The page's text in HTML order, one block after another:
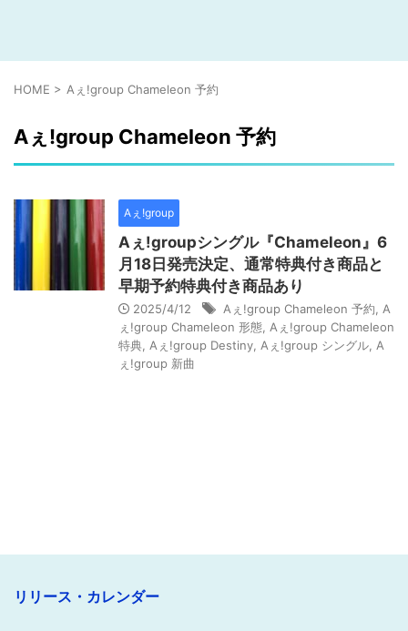
HOME > Aぇ!group Chameleon 予約
Aぇ!group Chameleon 予約
Aぇ!group
Aぇ!groupシングル『Chameleon』6
月18日発売決定、通常特典付き商品と
早期予約特典付き商品あり
2025/4/12 Aぇ!group Chameleon 予約
A
ぇ!group Chameleon 形態 Aぇ!group Chameleon
特典 Aぇ!group Destiny Aぇ!group シングル A
ぇ!group 新曲
リリース・カレンダー